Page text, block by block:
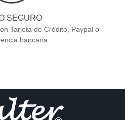
SEGURO
Tarjeta de Crédito, Paypal o
bancaria.